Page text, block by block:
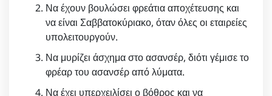
Να έχουν βουλώσει φρεάτια αποχέτευσης και
να είναι Σαββατοκύριακο, όταν όλες οι εταιρείες
υπολειτουργούν.
Να μυρίζει άσχημα στο ασανσέρ, διότι γέμισε το
φρέαρ του ασανσέρ από λύματα.
Να έχει υπερχειλίσει ο βόθρος και να